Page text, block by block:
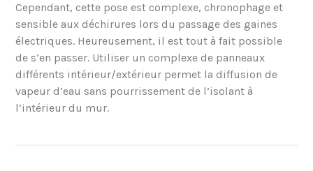
Cependant, cette pose est complexe, chronophage et
sensible aux déchirures lors du passage des gaines
électriques. Heureusement, il est tout à fait possible
de s’en passer. Utiliser un complexe de panneaux
différents intérieur/extérieur permet la diffusion de
vapeur d’eau sans pourrissement de l’isolant à
l’intérieur du mur.